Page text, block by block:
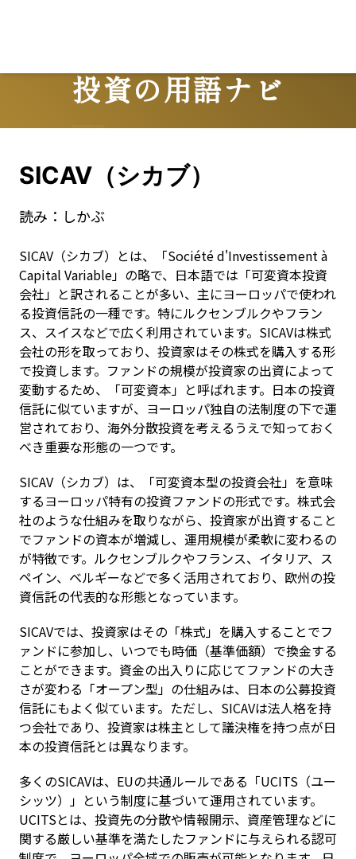
投資の用語ナビ
Terms
SICAV（シカブ）
読み： しかぶ
SICAV（シカブ）とは、「Société d'Investissement à
Capital Variable」の略で、日本語では「可変資本投資
会社」と訳されることが多い、主にヨーロッパで使われ
る投資信託の一種です。特にルクセンブルクやフラン
ス、スイスなどで広く利用されています。SICAVは株式
会社の形を取っており、投資家はその株式を購入する形
で投資します。ファンドの規模が投資家の出資によって
変動するため、「可変資本」と呼ばれます。日本の投資
信託に似ていますが、ヨーロッパ独自の法制度の下で運
営されており、海外分散投資を考えるうえで知っておく
べき重要な形態の一つです。
SICAV（シカブ）は、「可変資本型の投資会社」を意味
するヨーロッパ特有の投資ファンドの形式です。株式会
社のような仕組みを取りながら、投資家が出資すること
でファンドの資本が増減し、運用規模が柔軟に変わるの
が特徴です。ルクセンブルクやフランス、イタリア、ス
ペイン、ベルギーなどで多く活用されており、欧州の投
資信託の代表的な形態となっています。
SICAVでは、投資家はその「株式」を購入することでフ
ァンドに参加し、いつでも時価（基準価額）で換金する
ことができます。資金の出入りに応じてファンドの大き
さが変わる「オープン型」の仕組みは、日本の公募投資
信託にもよく似ています。ただし、SICAVは法人格を持
つ会社であり、投資家は株主として議決権を持つ点が日
本の投資信託とは異なります。
多くのSICAVは、EUの共通ルールである「UCITS（ユー
シッツ）」という制度に基づいて運用されています。
UCITSとは、投資先の分散や情報開示、資産管理などに
関する厳しい基準を満たしたファンドに与えられる認可